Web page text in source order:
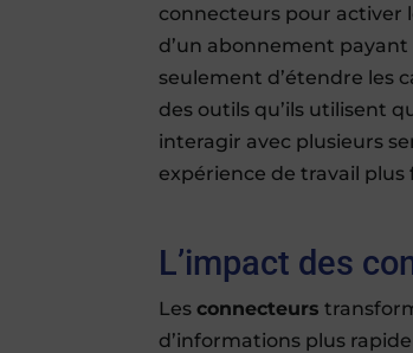
connecteurs pour activer
d’un abonnement
seulement d’étendre les
des outils qu’ils utilisent
interagir avec plusieurs
expérience de travail plus
L’impact des
Lesconnecteurs
d’informations plus